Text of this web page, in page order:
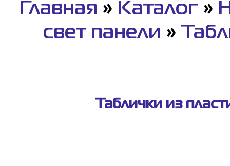
Главная » Каталог »
свет панели »
Таблички из